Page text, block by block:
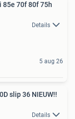
70f 80f 75h
Details
5 aug 26
slip 36 NIEUW!!
Details